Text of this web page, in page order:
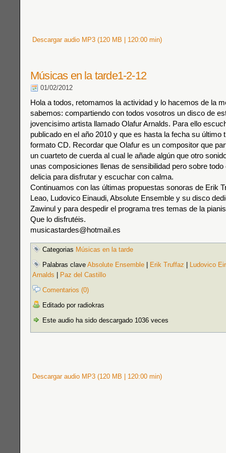
Descargar audio MP3 (120 MB | 120:00 min)
Músicas en la tarde1-2-12
01/02/2012
Hola a todos, retomamos la actividad y lo hacemos de la
sabemos: compartiendo con todos vosotros un disco de
jovencisimo artista llamado Olafur Arnalds. Para ello
publicado en el año 2010 y que es hasta la fecha su último
formato CD. Recordar que Olafur es un compositor que
un cuarteto de cuerda al cual le añade algún que otro
unas composiciones llenas de sensibilidad pero sobre todo
delicia para disfrutar y escuchar con calma.
Continuamos con las últimas propuestas sonoras de Erik
Leao, Ludovico Einaudi, Absolute Ensemble y su disco
Zawinul y para despedir el programa tres temas de la
Que lo disfrutéis.
musicastardes@hotmail.es
Categorias Músicas en la tarde
Palabras clave Absolute Ensemble Erik Truffaz
Ludovico
Arnalds
Paz del Castillo
Comentarios (0)
Editado por radiokras
Este audio ha sido descargado 1036 veces
Descargar audio MP3 (120 MB | 120:00 min)